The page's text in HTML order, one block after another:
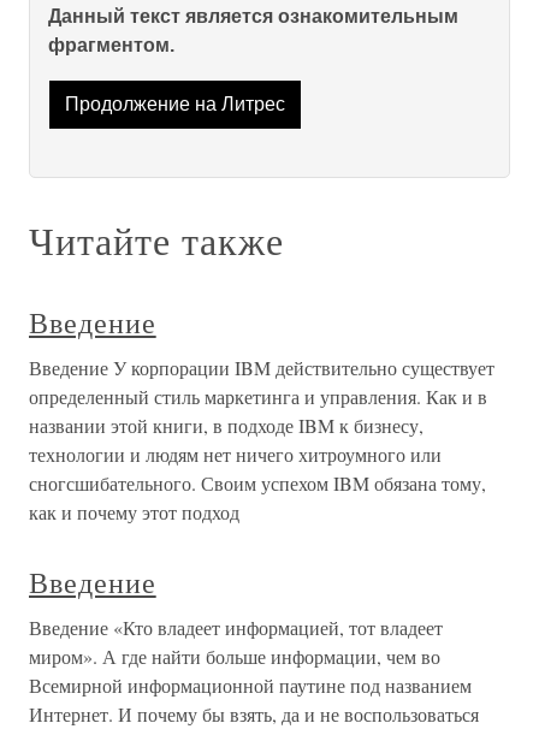
Данный текст является ознакомительным
фрагментом.
Продолжение на Литрес
Читайте также
Введение
Введение У корпорации IBM действительно существует
определенный стиль маркетинга и управления. Как и в
названии этой книги, в подходе IBM к бизнесу,
технологии и людям нет ничего хитроумного или
сногсшибательного. Своим успехом IBM обязана тому,
как и почему этот подход
Введение
Введение «Кто владеет информацией, тот владеет
миром». А где найти больше информации, чем во
Всемирной информационной паутине под названием
Интернет. И почему бы взять, да и не воспользоваться